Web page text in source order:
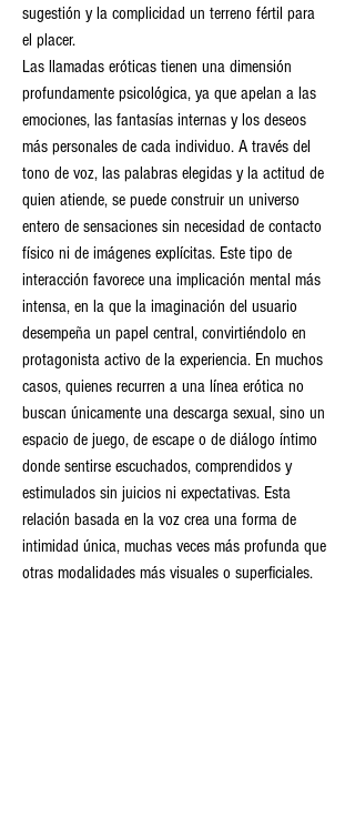
sugestión y la complicidad un terreno fértil para
el placer.
Las llamadas eróticas tienen una dimensión
profundamente psicológica, ya que apelan a las
emociones, las fantasías internas y los deseos
más personales de cada individuo. A través del
tono de voz, las palabras elegidas y la actitud de
quien atiende, se puede construir un universo
entero de sensaciones sin necesidad de contacto
físico ni de imágenes explícitas. Este tipo de
interacción favorece una implicación mental más
intensa, en la que la imaginación del usuario
desempeña un papel central, convirtiéndolo en
protagonista activo de la experiencia. En muchos
casos, quienes recurren a una línea erótica no
buscan únicamente una descarga sexual, sino un
espacio de juego, de escape o de diálogo íntimo
donde sentirse escuchados, comprendidos y
estimulados sin juicios ni expectativas. Esta
relación basada en la voz crea una forma de
intimidad única, muchas veces más profunda que
otras modalidades más visuales o superficiales.